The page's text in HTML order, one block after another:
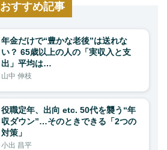
おすすめ記事
年金だけで“豊かな老後”は送れな
い？ 65歳以上の人の「実収入と支
出」平均は…
山中 伸枝
役職定年、出向 etc. 50代を襲う“年
収ダウン”…そのときできる「2つの
対策」
小出 昌平